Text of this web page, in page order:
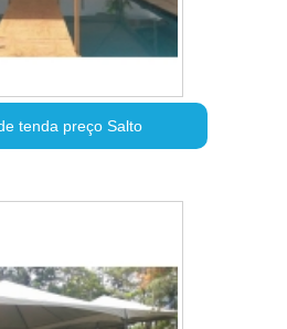
tenda preço Salto